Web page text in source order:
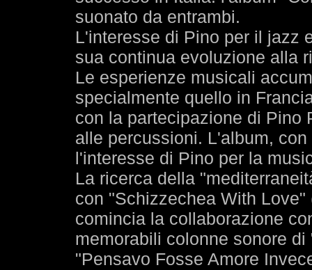
suonato da entrambi.
L'interesse di Pino per il jazz
sua continua evoluzione alla
Le esperienze musicali
specialmente quello in
con la partecipazione di Pino
alle percussioni. L'album,
l'interesse di Pino per la
La ricerca della
con "Schizzechea With
comincia la collaborazione
memorabili colonne sonore
"Pensavo Fosse Amore